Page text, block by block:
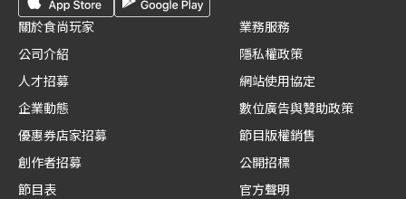
關於食尚玩家
公司介紹
人才招募
企業動態
優惠券店家招募
創作者招募
節目表
業務服務
隱私權政策
網站使用協定
數位廣告與贊助政策
節目版權銷售
公開招標
官方聲明